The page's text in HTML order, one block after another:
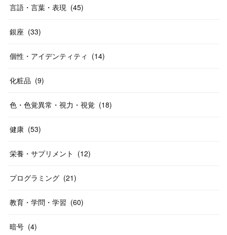
言語・言葉・表現 (45)
銀座 (33)
個性・アイデンティティ (14)
化粧品 (9)
色・色覚異常・視力・視覚 (18)
健康 (53)
栄養・サプリメント (12)
プログラミング (21)
教育・学問・学習 (60)
暗号 (4)